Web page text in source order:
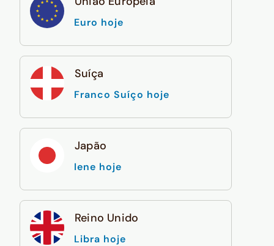
Euro hoje
Suíça
Franco Suíço hoje
Japão
Iene hoje
Reino Unido
Libra hoje